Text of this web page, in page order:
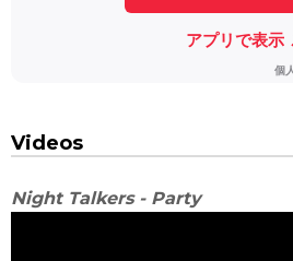
Videos
Night Talkers - Party